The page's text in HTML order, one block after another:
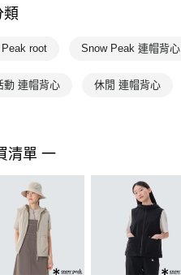
類
root Snow Peak 連帽背心
動 連帽背心 休閒 連帽背心
清單 一